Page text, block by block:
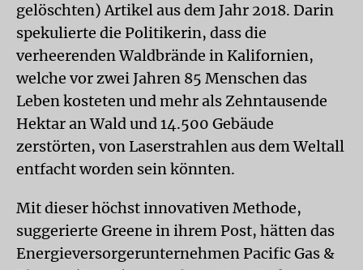
gelöschten) Artikel aus dem Jahr 2018. Darin
spekulierte die Politikerin, dass die
verheerenden Waldbrände in Kalifornien,
welche vor zwei Jahren 85 Menschen das
Leben kosteten und mehr als Zehntausende
Hektar an Wald und 14.500 Gebäude
zerstörten, von Laserstrahlen aus dem Weltall
entfacht worden sein könnten.
Mit dieser höchst innovativen Methode,
suggerierte Greene in ihrem Post, hätten das
Energieversorgerunternehmen Pacific Gas &